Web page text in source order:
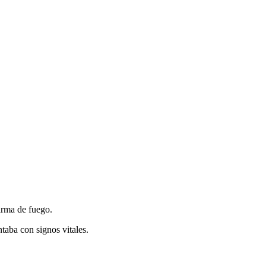
de fuego.
con signos vitales.